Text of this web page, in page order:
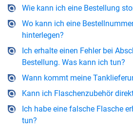
Wie kann ich eine Bestellung
Wo kann ich eine
hinterlegen?
Ich erhalte einen Fehler bei
Bestellung. Was kann ich tun?
Wann kommt meine
Kann ich Flaschenzubehör
Ich habe eine falsche Flasche
tun?